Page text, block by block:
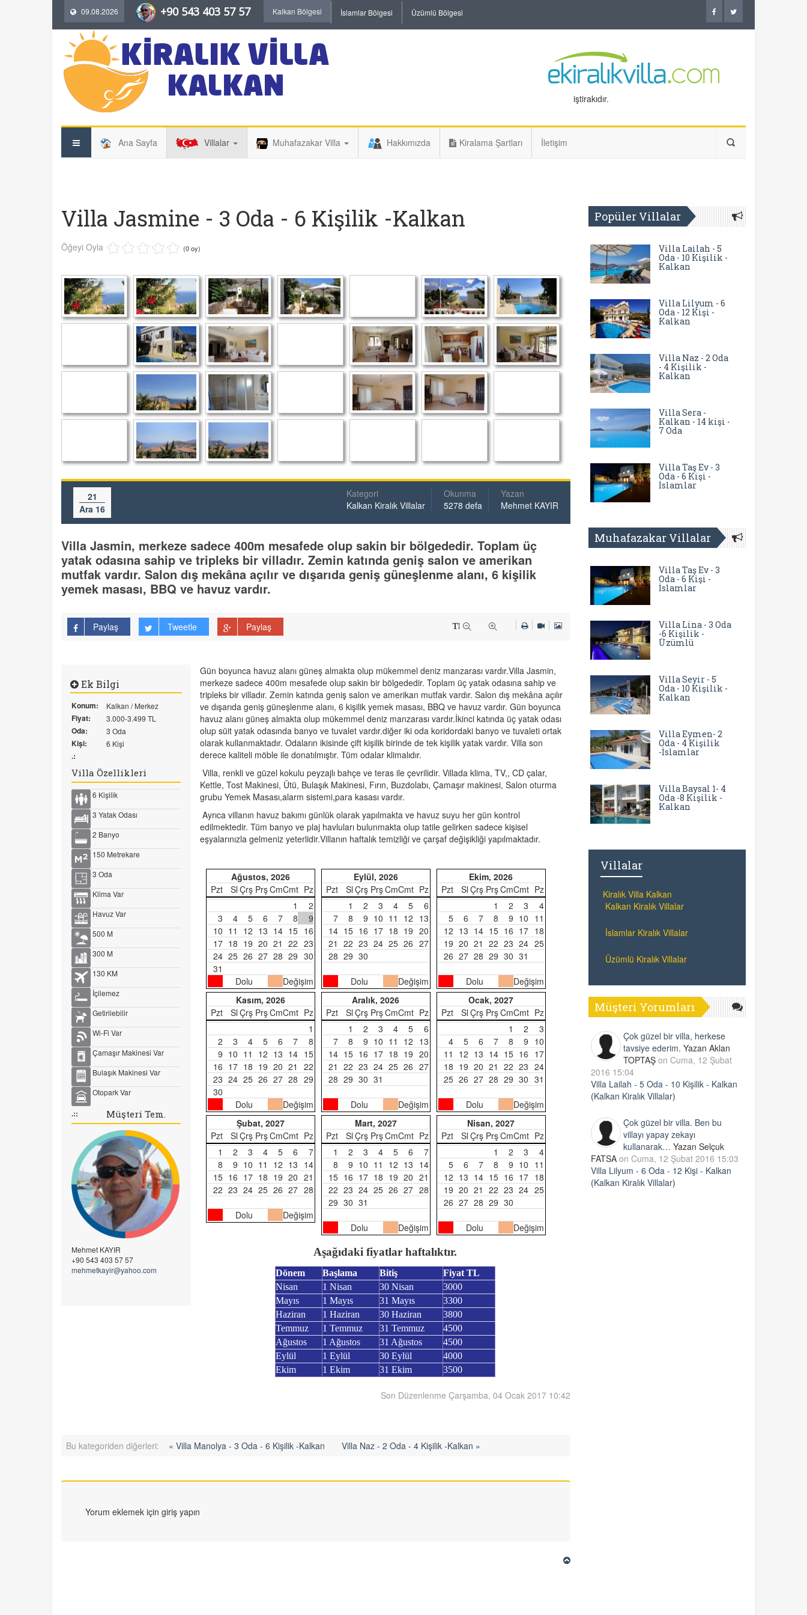
09.08.2026 +90 543 403 57 57 Kalkan Bölgesi İslamlar Bölgesi Üzümlü Bölgesi
iştirakıdır.
Ana Sayfa Villalar Muhafazakar Villa Hakkımızda Kiralama Şartları İletişim
Villa Jasmine - 3 Oda - 6 Kişilik -Kalkan
Öğeyi Oyla (0 oy)
21
Ara 16
Yazan
Mehmet KAYIR
Okunma
5278 defa
Kategori
Kalkan Kiralık Villalar
Villa Jasmin, merkeze sadece 400m mesafede olup sakin bir bölgededir. Toplam üç
yatak odasına sahip ve tripleks bir villadır. Zemin katında geniş salon ve amerikan
mutfak vardır. Salon dış mekâna açılır ve dışarıda geniş güneşlenme alanı, 6 kişilik
yemek masası, BBQ ve havuz vardır.
Paylaş Tweetle Paylaş
Ek Bilgi
Konum: Kalkan / Merkez
Fiyat: 3.000-3.499 TL
Oda: 3 Oda
Kişi: 6 Kişi
.:
Villa Özellikleri
6 Kişilik
3 Yatak Odası
2 Banyo
150 Metrekare
3 Oda
Klima Var
Havuz Var
500 M
300 M
130 KM
İçilemez
Getirilebilir
Wi-Fi Var
Çamaşır Makinesi Var
Bulaşık Makinesi Var
Otopark Var
.:: Müşteri Tem.
Mehmet KAYIR
+90 543 403 57 57
mehmetkayir@yahoo.com
Gün boyunca havuz alanı güneş almakta olup mükemmel deniz manzarası vardır.Villa Jasmin,
merkeze sadece 400m mesafede olup sakin bir bölgededir. Toplam üç yatak odasına sahip ve
tripleks bir villadır. Zemin katında geniş salon ve amerikan mutfak vardır. Salon dış mekâna açılır
ve dışarıda geniş güneşlenme alanı, 6 kişilik yemek masası, BBQ ve havuz vardır. Gün boyunca
havuz alanı güneş almakta olup mükemmel deniz manzarası vardır.İkinci katında üç yatak odası
olup süit yatak odasında banyo ve tuvalet vardır.diğer iki oda koridordaki banyo ve tuvaleti ortak
olarak kullanmaktadır. Odaların ikisinde çift kişilik birinde de tek kişilik yatak vardır. Villa son
derece kaliteli möble ile donatılmıştır. Tüm odalar klimalıdır.
Villa, renkli ve güzel kokulu peyzajlı bahçe ve teras ile çevrilidir. Villada klima, TV,, CD çalar,
Kettle, Tost Makinesi, Ütü, Bulaşık Makinesi, Fırın, Buzdolabı, Çamaşır makinesi, Salon oturma
grubu Yemek Masası,alarm sistemi,para kasası vardır.
Ayrıca villanın havuz bakımı günlük olarak yapılmakta ve havuz suyu her gün kontrol
edilmektedir. Tüm banyo ve plaj havluları bulunmakta olup tatile gelirken sadece kişisel
eşyalarınızla gelmeniz yeterlidir.Villanın haftalık temizliği ve çarşaf değişikliği yapılmaktadır.
Ağustos, 2026
Pzt
Sl Çrş PrşCmCmt Pz
1
2
3
4 5 6 7 8
9
10 11 12 13 14 15 16
17 18 19 20 21 22 23
24 25 26 27 28 29 30
31
Dolu
Değişim
Eylül, 2026
Pzt
Sl Çrş PrşCmCmt Pz
1
2 3 4 5
6
7
8 9 10 11 12 13
14 15 16 17 18 19 20
21 22 23 24 25 26 27
28 29 30
Dolu Değişim
Ekim, 2026
Pzt
Sl Çrş PrşCmCmt Pz
1
2 3
4
5
6 7 8 9 10 11
12 13 14 15 16 17 18
19 20 21 22 23 24 25
26 27 28 29 30 31
Dolu
Değişim
Kasım, 2026
Pzt
Sl Çrş PrşCmCmt Pz
1
2
3 4 5 6 7
8
9 10 11 12 13 14 15
16 17 18 19 20 21
22
23 24 25 26 27 28 29
30
Dolu
Değişim
Aralık, 2026
Pzt
Sl Çrş PrşCmCmt Pz
1
2 3 4 5
6
7
8 9 10 11 12 13
14 15 16 17 18 19 20
21 22 23 24 25 26 27
28 29 30 31
Dolu Değişim
Ocak, 2027
Pzt
Sl Çrş PrşCmCmt Pz
1
2
3
4
5 6 7 8 9 10
11
12 13 14 15 16 17
18 19 20 21 22 23 24
25 26 27 28 29 30 31
Dolu
Değişim
Şubat, 2027
Pzt
Sl Çrş PrşCmCmt Pz
1
2 3 4 5 6
7
8
9 10 11 12 13 14
15 16 17 18 19 20 21
22 23 24 25 26 27 28
Dolu Değişim
Mart, 2027
Pzt
Sl Çrş PrşCmCmt Pz
1
2 3 4 5 6
7
8
9 10 11 12 13 14
15 16 17 18 19 20 21
22 23 24 25 26 27 28
29 30 31
Dolu Değişim
Nisan, 2027
Pzt
Sl Çrş PrşCmCmt Pz
1
2 3
4
5
6 7 8 9 10 11
12 13 14 15 16 17 18
19 20 21 22 23 24 25
26 27 28 29 30
Dolu Değişim
Aşağıdaki fiyatlar haftalıktır.
Dönem Başlama Bitiş
Fiyat TL
Nisan
1 Nisan 30 Nisan
3000
Mayıs
1 Mayıs 31 Mayıs
3300
Haziran
1 Haziran 30 Haziran
3800
Temmuz
1 Temmuz 31 Temmuz
4500
Ağustos
1 Ağustos 31 Ağustos
4500
Eylül
1 Eylül 30 Eylül
4000
Ekim
1 Ekim 31 Ekim 3500
Son Düzenlenme Çarşamba, 04 Ocak 2017 10:42
Bu kategoriden diğerleri: « Villa Manolya - 3 Oda - 6 Kişilik -Kalkan Villa Naz - 2 Oda - 4 Kişilik -Kalkan »
Yorum eklemek için giriş yapın
Popüler Villalar
Villa Lailah - 5
Oda - 10 Kişilik -
Kalkan
Villa Lilyum - 6
Oda - 12 Kişi -
Kalkan
Villa Naz - 2 Oda
- 4 Kişilik -
Kalkan
Villa Sera -
Kalkan - 14 kişi -
7 Oda
Villa Taş Ev - 3
Oda - 6 Kişi -
İslamlar
Muhafazakar Villalar
Villa Taş Ev - 3
Oda - 6 Kişi -
İslamlar
Villa Lina - 3 Oda
-6 Kişilik -
Üzümlü
Villa Seyir - 5
Oda - 10 Kişilik -
Kalkan
Villa Eymen- 2
Oda - 4 Kişilik
-İslamlar
Villa Baysal 1- 4
Oda -8 Kişilik -
Kalkan
Villalar
Kiralık Villa Kalkan
Kalkan Kiralık Villalar
İslamlar Kiralık Villalar
Üzümlü Kiralık Villalar
Müşteri Yorumları
Çok güzel bir villa, herkese
tavsiye ederim. Yazan Aklan
TOPTAŞ on Cuma, 12 Şubat
2016 15:04
Villa Lailah - 5 Oda - 10 Kişilik - Kalkan
(Kalkan Kiralık Villalar)
Çok güzel bir villa. Ben bu
villayı yapay zekayı
kullanarak… Yazan Selçuk
FATSA on Cuma, 12 Şubat 2016 15:03
Villa Lilyum - 6 Oda - 12 Kişi - Kalkan
(Kalkan Kiralık Villalar)